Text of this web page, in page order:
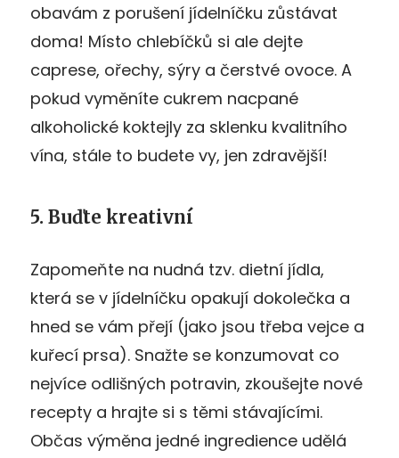
obavám z porušení jídelníčku zůstávat
doma! Místo chlebíčků si ale dejte
caprese, ořechy, sýry a čerstvé ovoce. A
pokud vyměníte cukrem nacpané
alkoholické koktejly za sklenku kvalitního
vína, stále to budete vy, jen zdravější!
5. Buďte kreativní
Zapomeňte na nudná tzv. dietní jídla,
která se v jídelníčku opakují dokolečka a
hned se vám přejí (jako jsou třeba vejce a
kuřecí prsa). Snažte se konzumovat co
nejvíce odlišných potravin, zkoušejte nové
recepty a hrajte si s těmi stávajícími.
Občas výměna jedné ingredience udělá